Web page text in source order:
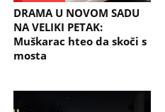
DRAMA U NOVOM SADU
NA VELIKI PETAK:
Muškarac hteo da skoči s
mosta